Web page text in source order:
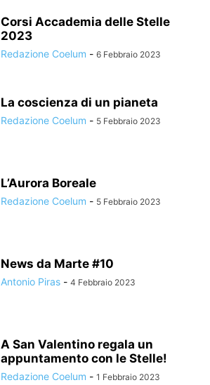
Corsi Accademia delle Stelle
2023
Redazione Coelum - 6 Febbraio 2023
La coscienza di un pianeta
Redazione Coelum - 5 Febbraio 2023
L’Aurora Boreale
Redazione Coelum - 5 Febbraio 2023
News da Marte #10
Antonio Piras - 4 Febbraio 2023
A San Valentino regala un
appuntamento con le Stelle!
Redazione Coelum - 1 Febbraio 2023